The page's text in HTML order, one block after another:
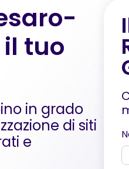
tuo
in grado
di siti
e